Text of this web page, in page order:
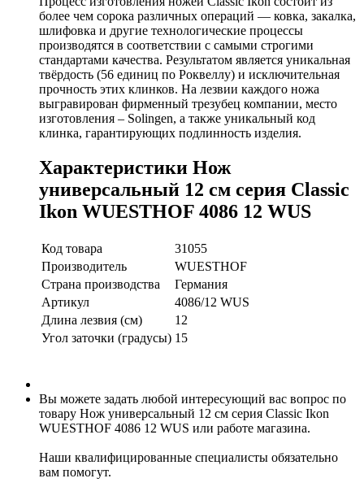
более чем сорока различных операций — ковка, закалка,
шлифовка и другие технологические процессы
производятся в соответствии с самыми строгими
стандартами качества. Результатом является уникальная
твёрдость (56 единиц по Роквеллу) и исключительная
прочность этих клинков. На лезвии каждого ножа
выгравирован фирменный трезубец компании, место
изготовления – Solingen, а также уникальный код
клинка, гарантирующих подлинность изделия.
Характеристики Нож
универсальный 12 см серия Classic
Ikon WUESTHOF 4086 12 WUS
Код товара
31055
Производитель
WUESTHOF
Страна производства
Германия
Артикул
4086/12 WUS
Длина лезвия (см)
12
Угол заточки (градусы) 15
Вы можете задать любой интересующий вас вопрос по
товару Нож универсальный 12 см серия Classic Ikon
WUESTHOF 4086 12 WUS или работе магазина.
Наши квалифицированные специалисты обязательно
вам помогут.